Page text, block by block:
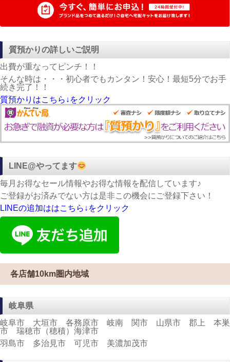
質預かりの詳しいご説明
出費が重なってピンチ！！
そんな時は・・・初心者でもカンタン！安心！最短5分でお手
続き完了！！
質預かりはこちら↓をクリック
LINE@やってます
毎月お得なセール情報やお得な情報を配信しています♪
ご登録がお済みでない方は是非この機会にご登録下さい！
LINEの追加ははこちら↓をクリック
各店舗10km圏内地域
岐阜県
岐阜市 大垣市 各務原市 岐南 関市 山県市 郡上 本巣
市 瑞穂市（穂積）海津市
羽島市 多治見市 可児市 美濃加茂市